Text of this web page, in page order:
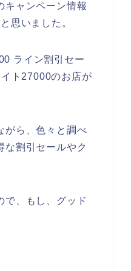
キャンペーン情報
思いました。
ライン割引セー
ト27000のお店が
がら、色々と調べ
な割引セールやク
で、もし、グッド